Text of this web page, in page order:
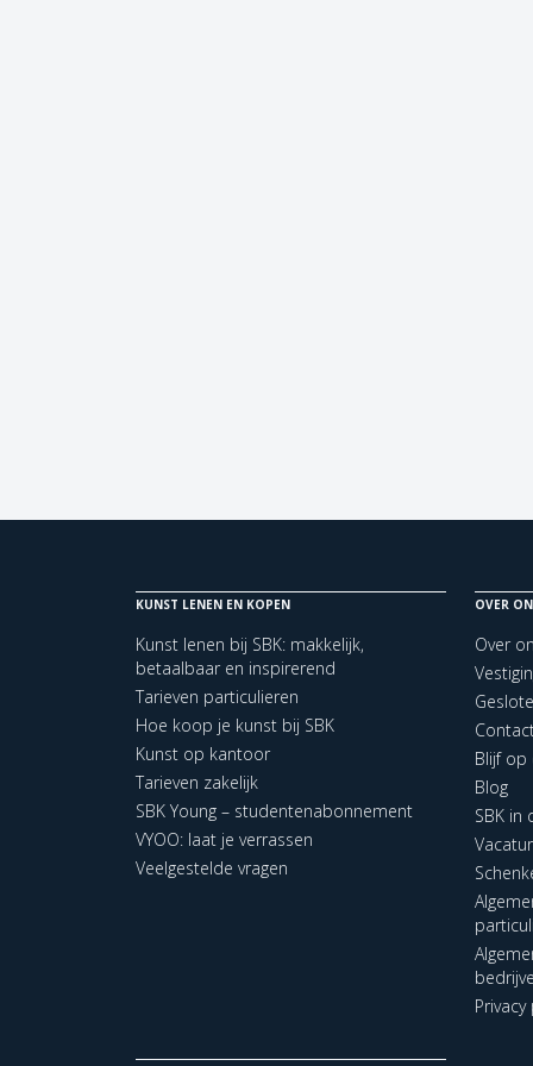
KUNST LENEN EN KOPEN
Kunst lenen bij SBK: makkelijk,
betaalbaar en inspirerend
Tarieven particulieren
Hoe koop je kunst bij SBK
Kunst op kantoor
Tarieven zakelijk
SBK Young – studentenabonnement
VYOO: laat je verrassen
Veelgestelde vragen
OVER
Over
Blijf op
Blog
SBK in